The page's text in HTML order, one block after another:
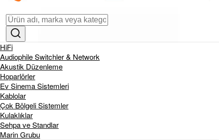
HiFi
Audiophile Switchler & Network
Akustik Düzenleme
Hoparlörler
Ev Sinema Sistemleri
Kablolar
Çok Bölgeli Sistemler
Kulaklıklar
Sehpa ve Standlar
Marin Grubu